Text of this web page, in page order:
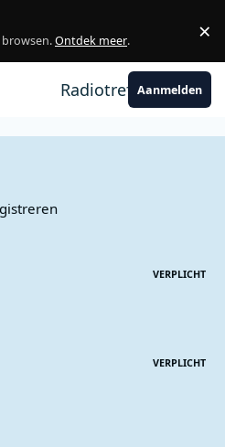
Ontdek meer. ×
RadiotrefpuntAanmelden
VERPLICHT
VERPLICHT